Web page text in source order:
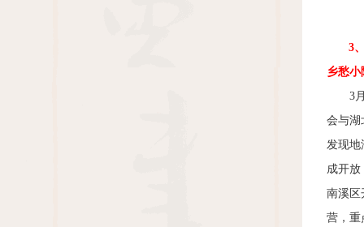
3
乡愁
3
会与湖
发现地
成开放
南溪区
营，重